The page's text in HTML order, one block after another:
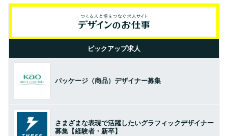
ピックアップ求人
パッケージ（商品）デザイナー募集
さまざまな表現で活躍したいグラフィックデザイナー
募集【経験者・新卒】